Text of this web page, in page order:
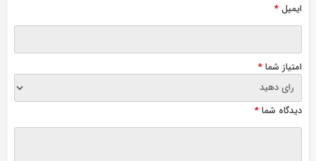
ایمیل*
امتیاز شما*
دیدگاه شما*